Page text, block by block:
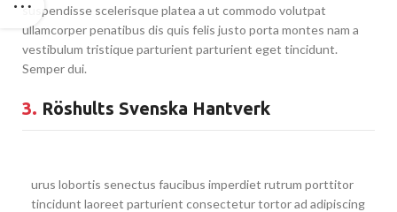
suspendisse scelerisque platea a ut commodo volutpat
ullamcorper penatibus dis quis felis justo porta montes nam a
vestibulum tristique parturient parturient eget tincidunt.
Semper dui.
3. Röshults Svenska Hantverk
urus lobortis senectus faucibus imperdiet rutrum porttitor
tincidunt laoreet parturient consectetur tortor ad adipiscing